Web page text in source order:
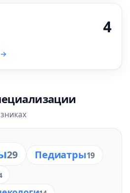
4
29 Педиатры19